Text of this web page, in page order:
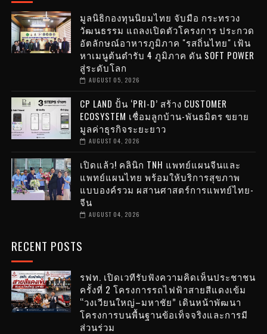
มูลนิธิกองทุนนิยมไทย จับมือ กระทรวง
วัฒนธรรม แถลงเปิดตัวโครงการ ประกวด
อัตลักษณ์อาหารภูมิภาค "รสถิ่นไทย" เฟ้น
หาเมนูต้นตำรับ 4 ภูมิภาค ดัน SOFT POWER
สู่ระดับโลก
AUGUST 05, 2026
CP LAND ปั้น ‘PRI-D’ สร้าง CUSTOMER
ECOSYSTEM เชื่อมลูกบ้าน-พันธมิตร ขยาย
มูลค่าธุรกิจระยะยาว
AUGUST 04, 2026
เปิดแล้ว! คลินิก TNH แพทย์แผนจีนและ
แพทย์แผนไทย พร้อมให้บริการสุขภาพ
แบบองค์รวม ผสานศาสตร์การแพทย์ไทย-
จีน
AUGUST 04, 2026
RECENT POSTS
รฟท. เปิดเวทีรับฟังความคิดเห็นประชาชน
ครั้งที่ 2 โครงการรถไฟฟ้าสายสีแดงเข้ม
“วงเวียนใหญ่–มหาชัย” เดินหน้าพัฒนา
โครงการบนพื้นฐานข้อเท็จจริงและการมี
ส่วนร่วม